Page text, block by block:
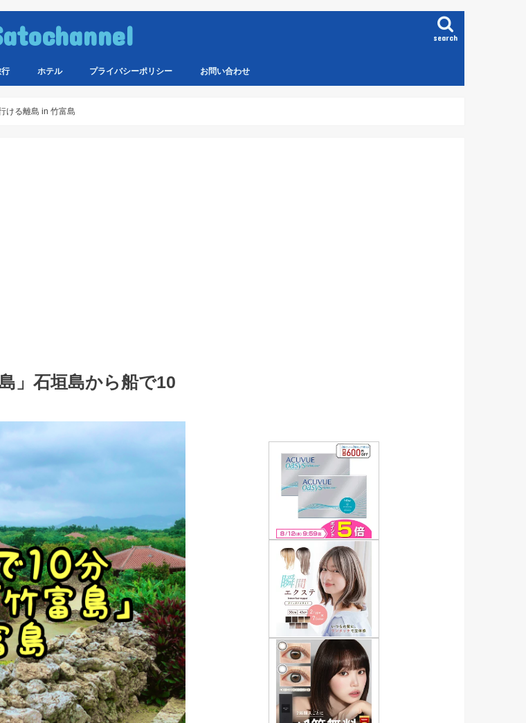
search
行 ホテル プライバシーポリシー お問い合わせ
ける離島 in 竹富島
」石垣島から船で10